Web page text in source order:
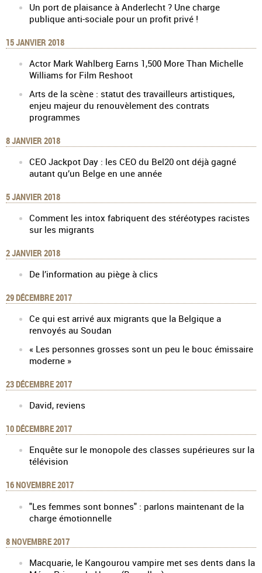
Un port de plaisance à Anderlecht ? Une charge
publique anti-sociale pour un profit privé !
15 JANVIER 2018
Actor Mark Wahlberg Earns 1,500 More Than Michelle
Williams for Film Reshoot
Arts de la scène : statut des travailleurs artistiques,
enjeu majeur du renouvèlement des contrats
programmes
8 JANVIER 2018
CEO Jackpot Day : les CEO du Bel20 ont déjà gagné
autant qu’un Belge en une année
5 JANVIER 2018
Comment les intox fabriquent des stéréotypes racistes
sur les migrants
2 JANVIER 2018
De l’information au piège à clics
29 DÉCEMBRE 2017
Ce qui est arrivé aux migrants que la Belgique a
renvoyés au Soudan
« Les personnes grosses sont un peu le bouc émissaire
moderne »
23 DÉCEMBRE 2017
David, reviens
10 DÉCEMBRE 2017
Enquête sur le monopole des classes supérieures sur la
télévision
16 NOVEMBRE 2017
"Les femmes sont bonnes" : parlons maintenant de la
charge émotionnelle
8 NOVEMBRE 2017
Macquarie, le Kangourou vampire met ses dents dans la